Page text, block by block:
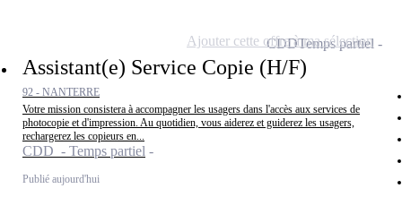
Assistant(e) Service Copie (H/F)
92 - NANTERRE
Votre mission consistera à accompagner les usagers dans l'accès aux services de
photocopie et d'impression. Au quotidien, vous aiderez et guiderez les usagers,
rechargerez les copieurs en...
CDD - Temps partiel
Publié aujourd'hui
CDDTemps partiel
Ajouter cette offre à ma sélection